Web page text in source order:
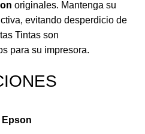
originales. Mantenga su
evitando desperdicio de
Tintas son
para su impresora.
Epson